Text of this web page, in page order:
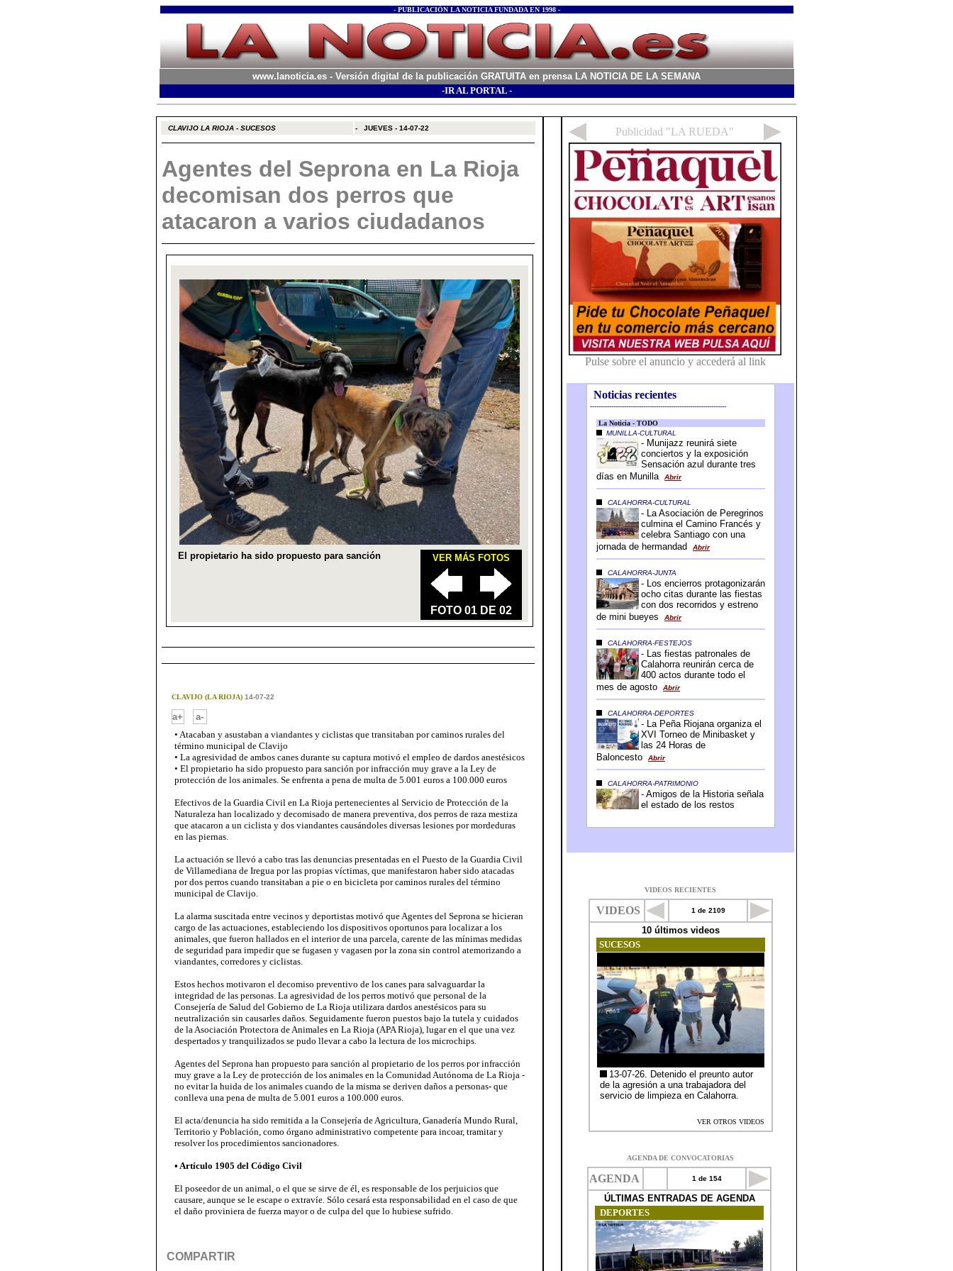
- PUBLICACIÓN LA NOTICIA FUNDADA EN 1998 -
www.lanoticia.es - Versión digital de la publicación GRATUITA en prensa LA NOTICIA DE LA SEMANA
-IR AL PORTAL -
CLAVIJO LA RIOJA - SUCESOS - JUEVES - 14-07-22
Agentes del Seprona en La Rioja
decomisan dos perros que
atacaron a varios ciudadanos
CLAVIJO (LA RIOJA)14-07-22
a+
a-
• Atacaban y asustaban a viandantes y ciclistas que transitaban por caminos rurales del
término municipal de Clavijo
• La agresividad de ambos canes durante su captura motivó el empleo de dardos anestésicos
• El propietario ha sido propuesto para sanción por infracción muy grave a la Ley de
protección de los animales. Se enfrenta a pena de multa de 5.001 euros a 100.000 euros
Efectivos de la Guardia Civil en La Rioja pertenecientes al Servicio de Protección de la
Naturaleza han localizado y decomisado de manera preventiva, dos perros de raza mestiza
que atacaron a un ciclista y dos viandantes causándoles diversas lesiones por mordeduras
en las piernas.
La actuación se llevó a cabo tras las denuncias presentadas en el Puesto de la Guardia Civil
de Villamediana de Iregua por las propias víctimas, que manifestaron haber sido atacadas
por dos perros cuando transitaban a pie o en bicicleta por caminos rurales del término
municipal de Clavijo.
La alarma suscitada entre vecinos y deportistas motivó que Agentes del Seprona se hicieran
cargo de las actuaciones, estableciendo los dispositivos oportunos para localizar a los
animales, que fueron hallados en el interior de una parcela, carente de las mínimas medidas
de seguridad para impedir que se fugasen y vagasen por la zona sin control atemorizando a
viandantes, corredores y ciclistas.
Estos hechos motivaron el decomiso preventivo de los canes para salvaguardar la
integridad de las personas. La agresividad de los perros motivó que personal de la
Consejería de Salud del Gobierno de La Rioja utilizara dardos anestésicos para su
neutralización sin causarles daños. Seguidamente fueron puestos bajo la tutela y cuidados
de la Asociación Protectora de Animales en La Rioja (APA Rioja), lugar en el que una vez
despertados y tranquilizados se pudo llevar a cabo la lectura de los microchips.
Agentes del Seprona han propuesto para sanción al propietario de los perros por infracción
muy grave a la Ley de protección de los animales en la Comunidad Autónoma de La Rioja -
no evitar la huida de los animales cuando de la misma se deriven daños a personas- que
conlleva una pena de multa de 5.001 euros a 100.000 euros.
El acta/denuncia ha sido remitida a la Consejería de Agricultura, Ganadería Mundo Rural,
Territorio y Población, como órgano administrativo competente para incoar, tramitar y
resolver los procedimientos sancionadores.
• Artículo 1905 del Código Civil
El poseedor de un animal, o el que se sirve de él, es responsable de los perjuicios que
causare, aunque se le escape o extravíe. Sólo cesará esta responsabilidad en el caso de que
el daño proviniera de fuerza mayor o de culpa del que lo hubiese sufrido.
COMPARTIR
Noticias recientes
-----------------------------------------------------------------
VIDEOS RECIENTES
AGENDA DE CONVOCATORIAS